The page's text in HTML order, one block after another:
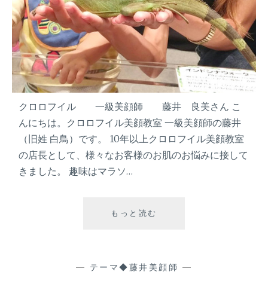
け
ど
見
た
目
は
マ
マ
と
呼
ば
せ
な
クロロフイル 一級美顔師 藤井 良美さん こ
んにちは。クロロフイル美顔教室 一級美顔師の藤井
（旧姓 白鳥）です。 10年以上クロロフイル美顔教室
の店長として、様々なお客様のお肌のお悩みに接して
きました。 趣味はマラソ…
もっと読む
フ
— テーマ◆藤井美顔師 —